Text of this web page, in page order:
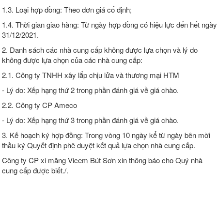
1.3. Loại hợp đồng: Theo đơn giá cố định;
1.4. Thời gian giao hàng: Từ ngày hợp đồng có hiệu lực đến hết ngày
31/12/2021.
2. Danh sách các nhà cung cấp không được lựa chọn và lý do
không được lựa chọn của các nhà cung cấp:
2.1. Công ty TNHH xây lắp chịu lửa và thương mại HTM
- Lý do: Xếp hạng thứ 2 trong phần đánh giá về giá chào.
2.2. Công ty CP Ameco
- Lý do: Xếp hạng thứ 3 trong phần đánh giá về giá chào.
3. Kế hoạch ký hợp đồng: Trong vòng 10 ngày kể từ ngày bên mời
thầu ký Quyết định phê duyệt kết quả lựa chọn nhà cung cấp.
Công ty CP xi măng Vicem Bút Sơn xin thông báo cho Quý nhà
cung cấp được biết./.